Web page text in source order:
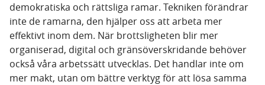
demokratiska och rättsliga ramar. Tekniken förändrar
inte de ramarna, den hjälper oss att arbeta mer
effektivt inom dem. När brottsligheten blir mer
organiserad, digital och gränsöverskridande behöver
också våra arbetssätt utvecklas. Det handlar inte om
mer makt, utan om bättre verktyg för att lösa samma